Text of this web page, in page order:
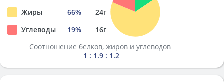
Жиры
66% 24г
Углеводы
19% 16г
Соотношение белков, жиров и углеводов
1 : 1.9 : 1.2